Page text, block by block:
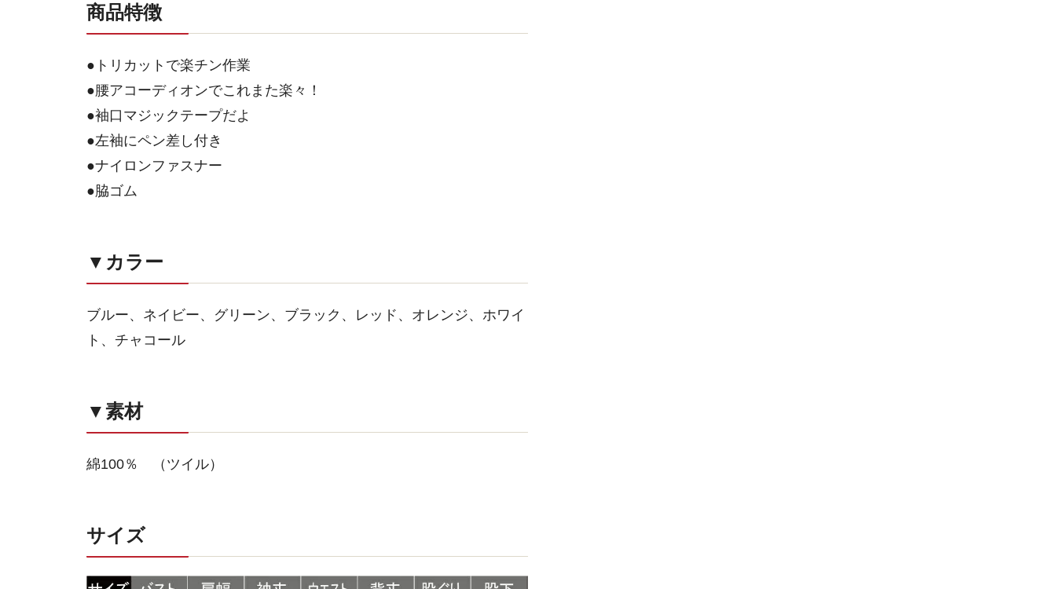
商品特徴
●トリカットで楽チン作業
●腰アコーディオンでこれまた楽々！
●袖口マジックテープだよ
●左袖にペン差し付き
●ナイロンファスナー
●脇ゴム
▼カラー
ブルー、ネイビー、グリーン、ブラック、レッド、オレンジ、ホワイ
ト、チャコール
▼素材
綿100％ （ツイル）
サイズ